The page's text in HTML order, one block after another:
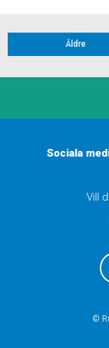
Äldre
Sociala
Vill
©